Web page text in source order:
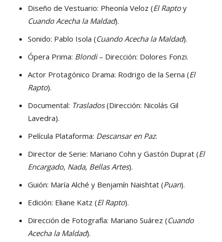
Diseño de Vestuario: Pheonía Veloz (El Raptoy
Cuando Acecha la Maldad).
Sonido: Pablo Isola (Cuando Acecha la Maldad).
Ópera Prima: Blondi– Dirección: Dolores Fonzi.
Actor Protagónico Drama: Rodrigo de la Serna (El
Rapto).
Documental: Traslados(Dirección: Nicolás Gil
Lavedra).
Película Plataforma: Descansar en Paz.
Director de Serie: Mariano Cohn y Gastón Duprat (El
Encargado, Nada, Bellas Artes).
Guión: María Alché y Benjamín Naishtat (Puan).
Edición: Eliane Katz (El Rapto).
Dirección de Fotografía: Mariano Suárez (Cuando
Acecha la Maldad).